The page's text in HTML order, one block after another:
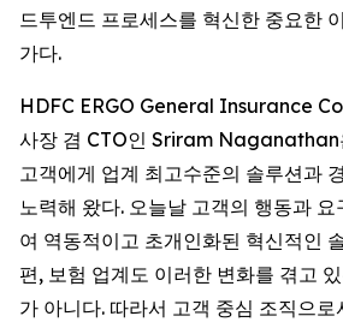
드투엔드 프로세스를 혁신한 중요한
가다.
HDFC ERGO General Insurance
사장 겸 CTO인 Sriram Naganathan
고객에게 업계 최고수준의 솔루션과
노력해 왔다. 오늘날 고객의 행동과
여 역동적이고 초개인화된 혁신적인
편, 보험 업계도 이러한 변화를 겪고
가 아니다. 따라서 고객 중심 조직으